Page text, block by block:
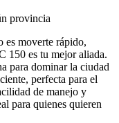
provincia
es moverte rápido,
150 es tu mejor aliada.
para dominar la ciudad
perfecta para el
de manejo y
para quienes quieren